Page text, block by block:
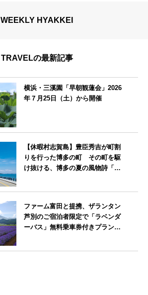
WEEKLY HYAKKEI
TRAVELの最新記事
横浜・三溪園「早朝観蓮会」2026
年７月25日（土）から開催
【休暇村志賀島】豊臣秀吉が町割
りを行った博多の町 その町を駆
け抜ける、博多の夏の風物詩「博
ファーム富田と提携、ザランタン
芦別のご宿泊者限定で「ラベンダ
ーバス」無料乗車券付きプランを